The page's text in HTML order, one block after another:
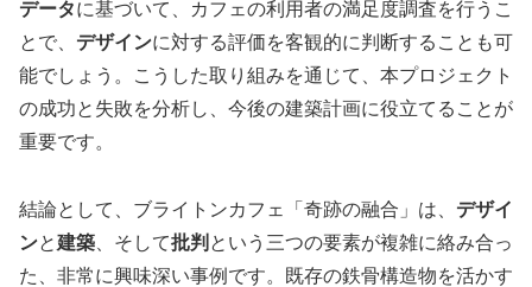
データに基づいて、カフェの利用者の満足度調査を行うこ
とで、 デザインに対する評価を客観的に判断することも可
能でしょう。こうした取り組みを通じて、本プロジェクト
の成功と失敗を分析し、今後の建築計画に役立てることが
重要です。
結論として、ブライトンカフェ「奇跡の融合」は、 デザイ
ンと建築 、そして批判 という三つの要素が複雑に絡み合っ
た、非常に興味深い事例です。既存の鉄骨構造物を活かす